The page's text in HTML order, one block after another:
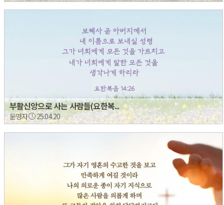
부활신앙으로 사는 사람들(요한복...
운영자 25.04.20